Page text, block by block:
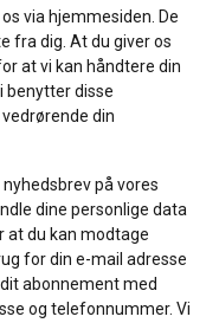
via hjemmesiden. De
fra dig. At du giver os
at vi kan håndtere din
benytter disse
din
nyhedsbrev på vores
dine personlige data
at du kan modtage
for din e-mail adresse
abonnement med
og telefonnummer. Vi